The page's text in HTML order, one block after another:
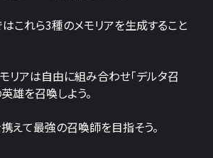
はこれら3種のメモリアを生成すること
リアは自由に組み合わせ「デルタ召
雄を召喚しよう。
えて最強の召喚師を目指そう。